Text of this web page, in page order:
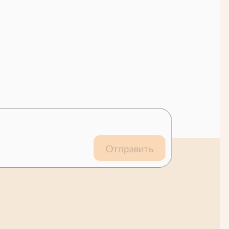
Отправить